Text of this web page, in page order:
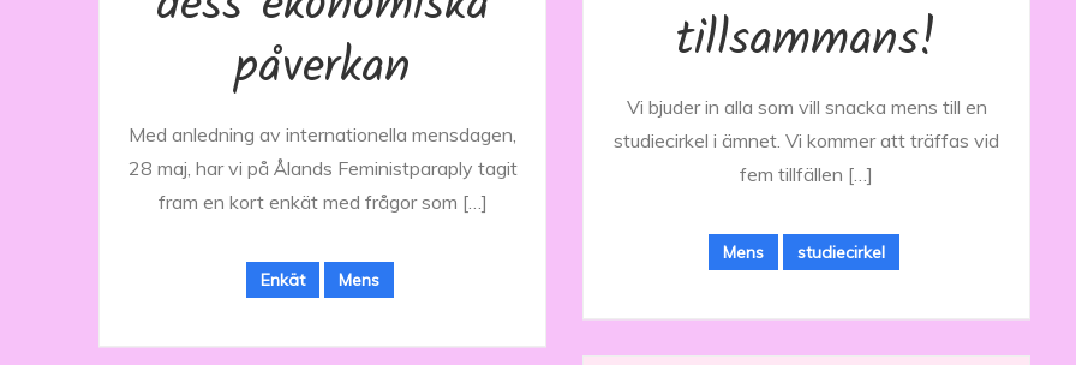
påverkan
Med anledning av internationella mensdagen,
28 maj, har vi på Ålands Feministparaply tagit
fram en kort enkät med frågor som […]
Enkät Mens
tillsammans!
Vi bjuder in alla som vill snacka mens till en
studiecirkel i ämnet. Vi kommer att träffas vid
fem tillfällen […]
Mens studiecirkel